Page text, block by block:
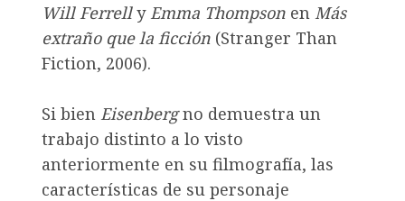
Will FerrellyEmma Thompson en Más
extraño que la ficción (Stranger Than
Fiction, 2006).
Si bien Eisenbergno demuestra un
trabajo distinto a lo visto
anteriormente en su filmografía, las
características de su personaje